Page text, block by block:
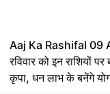
Aaj Ka Rashifal 09
रविवार को इन राशियों पर
कृपा, धन लाभ के बनेंगे